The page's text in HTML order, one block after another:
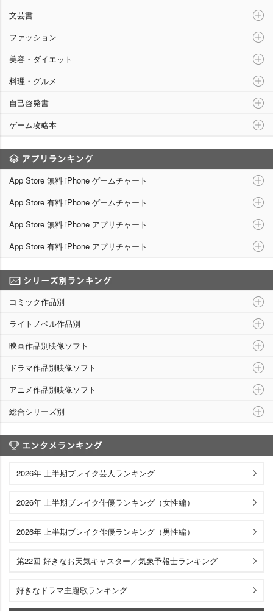
文芸書
ファッション
美容・ダイエット
料理・グルメ
自己啓発書
ゲーム攻略本
App Store 無料 iPhone ゲームチャート
App Store 有料 iPhone ゲームチャート
App Store 無料 iPhone アプリチャート
App Store 有料 iPhone アプリチャート
コミック作品別
ライトノベル作品別
映画作品別映像ソフト
ドラマ作品別映像ソフト
アニメ作品別映像ソフト
総合シリーズ別
2026年 上半期ブレイク芸人ランキング
2026年 上半期ブレイク俳優ランキング（女性編）
2026年 上半期ブレイク俳優ランキング（男性編）
第22回 好きなお天気キャスター／気象予報士ランキング
好きなドラマ主題歌ランキング